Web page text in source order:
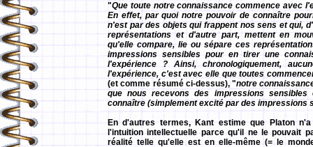
"Que toute notre connaissance commence avec
En effet, par quoi notre pouvoir de connaître
n'est par des objets qui frappent nos sens et qui,
représentations et d'autre part, mettent en
qu'elle compare, lie ou sépare ces
impressions sensibles pour en tirer une
l'expérience ? Ainsi, chronologiquement,
l'expérience, c'est avec elle que toutes
(et comme résumé ci-dessus), "notre
que nous recevons des impressions
connaître (simplement excité par des impressions
En d'autres termes, Kant estime que Platon
l'intuition intellectuelle parce qu'il ne le pouvait
réalité telle qu'elle est en elle-même (= le